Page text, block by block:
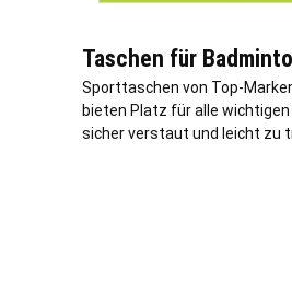
Taschen für
Sporttaschen von Top-
bieten Platz für alle
sicher verstaut und leicht zu